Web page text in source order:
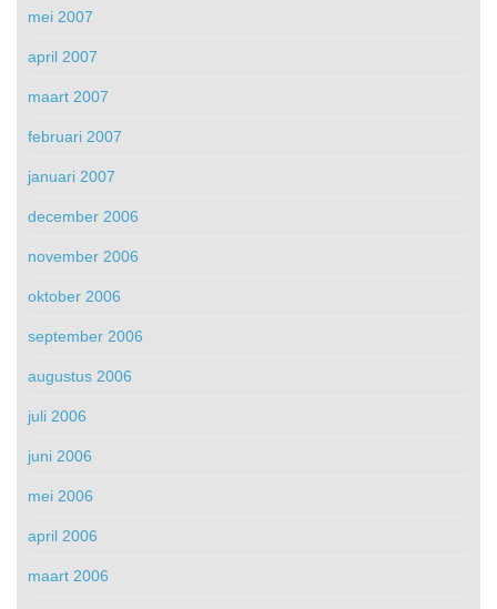
mei 2007
april 2007
maart 2007
februari 2007
januari 2007
december 2006
november 2006
oktober 2006
september 2006
augustus 2006
juli 2006
juni 2006
mei 2006
april 2006
maart 2006